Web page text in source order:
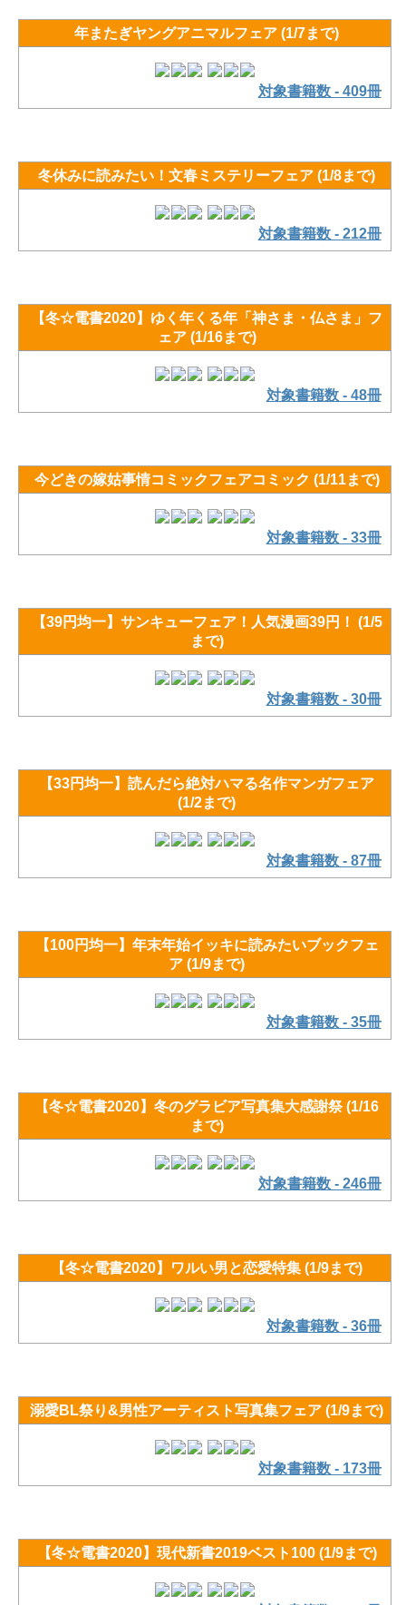
年またぎヤングアニマルフェア (1/7まで)
対象書籍数 - 409冊
冬休みに読みたい！文春ミステリーフェア (1/8まで)
対象書籍数 - 212冊
【冬☆電書2020】ゆく年くる年「神さま・仏さま」フ
ェア (1/16まで)
対象書籍数 - 48冊
今どきの嫁姑事情コミックフェアコミック (1/11まで)
対象書籍数 - 33冊
【39円均一】サンキューフェア！人気漫画39円！ (1/5
まで)
対象書籍数 - 30冊
【33円均一】読んだら絶対ハマる名作マンガフェア
(1/2まで)
対象書籍数 - 87冊
【100円均一】年末年始イッキに読みたいブックフェ
ア (1/9まで)
対象書籍数 - 35冊
【冬☆電書2020】冬のグラビア写真集大感謝祭 (1/16
まで)
対象書籍数 - 246冊
【冬☆電書2020】ワルい男と恋愛特集 (1/9まで)
対象書籍数 - 36冊
溺愛BL祭り&男性アーティスト写真集フェア (1/9まで)
対象書籍数 - 173冊
【冬☆電書2020】現代新書2019ベスト100 (1/9まで)